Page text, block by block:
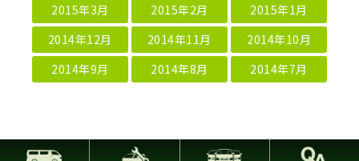
2015年3月
2015年2月
2015年1月
2014年12月
2014年11月
2014年10月
2014年9月
2014年8月 2014年7月